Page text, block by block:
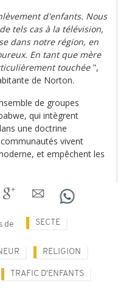
d'enfants. Nous
tels cas à la télévision,
dans notre région, en
En tant que mère
touchée",
de Norton.
de groupes
qui intègrent
une doctrine
vivent
et empêchent les
de SECTE
RELIGION
TRAFIC D'ENFANTS